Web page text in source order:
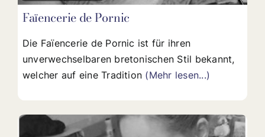
Faïencerie de Pornic
Die Faïencerie de Pornic ist für ihren
unverwechselbaren bretonischen Stil bekannt,
welcher auf eine Tradition (Mehr lesen...)